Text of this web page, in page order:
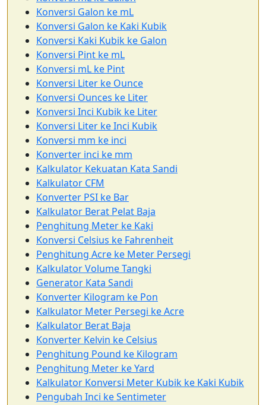
Konversi Galon ke mL
Konversi Galon ke Kaki Kubik
Konversi Kaki Kubik ke Galon
Konversi Pint ke mL
Konversi mL ke Pint
Konversi Liter ke Ounce
Konversi Ounces ke Liter
Konversi Inci Kubik ke Liter
Konversi Liter ke Inci Kubik
Konversi mm ke inci
Konverter inci ke mm
Kalkulator Kekuatan Kata Sandi
Kalkulator CFM
Konverter PSI ke Bar
Kalkulator Berat Pelat Baja
Penghitung Meter ke Kaki
Konversi Celsius ke Fahrenheit
Penghitung Acre ke Meter Persegi
Kalkulator Volume Tangki
Generator Kata Sandi
Konverter Kilogram ke Pon
Kalkulator Meter Persegi ke Acre
Kalkulator Berat Baja
Konverter Kelvin ke Celsius
Penghitung Pound ke Kilogram
Penghitung Meter ke Yard
Kalkulator Konversi Meter Kubik ke Kaki Kubik
Pengubah Inci ke Sentimeter